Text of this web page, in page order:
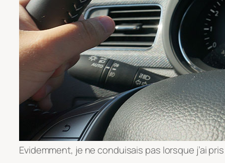
Evidemment, je ne conduisais pas lorsque j’ai